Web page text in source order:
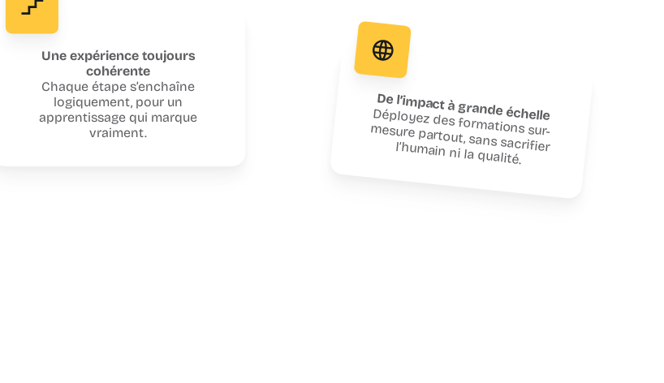
Une expérience toujours
cohérente
Chaque étape s’enchaîne
logiquement, pour un
apprentissage qui marque
vraiment.
De l’impact à grande échelle
Déployez des formations sur-
mesure partout, sans sacrifier l’humain ni la qualité.